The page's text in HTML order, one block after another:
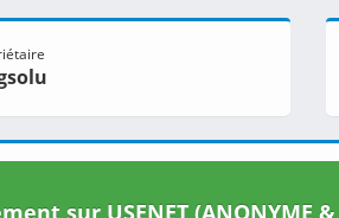
sur USENET (ANONYME &